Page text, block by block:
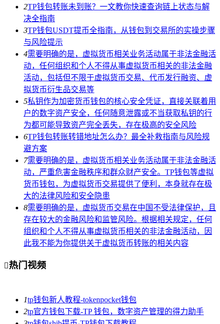
2TP钱包转账未到账？一文教你快速查询链上状态与解
决全指南
3TP钱包USDT提币全指南，从钱包到交易所的实操步骤
与风险提示
4需要明确的是，虚拟货币相关业务活动属于非法金融活
动，任何组织和个人不得从事虚拟货币相关的非法金融
活动，包括但不限于虚拟货币交易、代币发行融资、虚
拟货币衍生品交易等
5私钥作为加密货币钱包的核心安全凭证，直接关联着用
户的数字资产安全，任何随意泄露或不当获取私钥的行
为都可能导致资产完全丢失，存在极高的安全风险
6TP钱包转账转错地址怎么办？最全补救指南与风险规
避方案
7需要明确的是，虚拟货币相关业务活动属于非法金融活
动，严重危害金融秩序和群众财产安全。TP钱包等虚拟
货币钱包，为虚拟货币交易提供了便利，本身就存在极
大的法律风险和安全隐患
8需要明确的是，虚拟货币交易在中国不受法律保护，且
存在较大的金融风险和监管风险。根据相关规定，任何
组织和个人不得从事虚拟货币相关的非法金融活动，因
此我不能为你提供关于虚拟货币转账的相关内容
热门视频
1tp钱包新人教程-tokenpocket钱包
2tp官方钱包下载-TP 钱包，数字资产管理的得力助手